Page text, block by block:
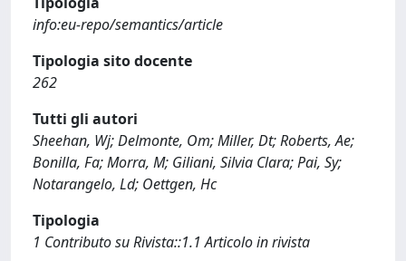
info:eu-repo/semantics/article
Tipologia sito docente
262
Tutti gli autori
Sheehan, Wj; Delmonte, Om; Miller, Dt; Roberts, Ae;
Bonilla, Fa; Morra, M; Giliani, Silvia Clara; Pai, Sy;
Notarangelo, Ld; Oettgen, Hc
Tipologia
1 Contributo su Rivista::1.1 Articolo in rivista